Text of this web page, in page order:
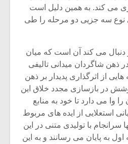
می کند. به همین دلیل است
نوع سه جزیی دو مرحله را طی
دنبال می کند آن است که میان
ذهن شاگردان میدانی تالیفی
هایی از اثرگذاری پدیدار بر ذهن
در بازسازی مجدد خلاق این
وا می دارد تا خود به منابع
استعلایی از ایده های مربوط
سرانجام با تولیدی متنی در این
به پایان می رسانند و به این